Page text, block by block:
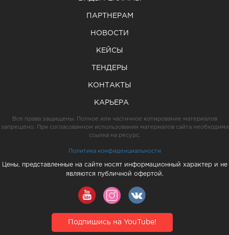
ПАРТНЕРАМ
НОВОСТИ
КЕЙСЫ
ТЕНДЕРЫ
КОНТАКТЫ
КАРЬЕРА
Все права защищены. Полное или частичное копирование материалов
запрещено. При согласованном использовании материалов сайта необходима
ссылка на ресурс.
Политика конфиденциальности
Цены, представленные на сайте носят информационный характер и не
являются публичной офертой.
Подпишись на YouTube!